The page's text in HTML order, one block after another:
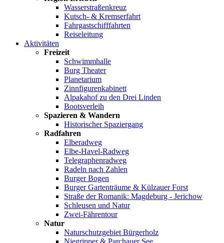
Wasserstraßenkreuz
Kutsch- & Kremserfahrt
Fahrgastschifffahrten
Reiseleitung
Aktivitäten
Freizeit
Schwimmhalle
Burg Theater
Planetarium
Zinnfigurenkabinett
Alpakahof zu den Drei Linden
Bootsverleih
Spazieren & Wandern
Historischer Spaziergang
Radfahren
Elberadweg
Elbe-Havel-Radweg
Telegraphenradweg
Radeln nach Zahlen
Burger Bogen
Burger Gartenträume & Külzauer Forst
Straße der Romanik: Magdeburg - Jerichow
Schleusen und Natur
Zwei-Fährentour
Natur
Naturschutzgebiet Bürgerholz
Niegripper & Parchauer See